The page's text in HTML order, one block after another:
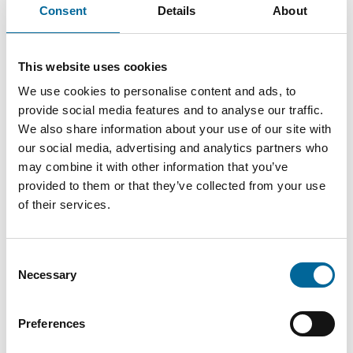
Consent Details About
This website uses cookies
We use cookies to personalise content and ads, to
provide social media features and to analyse our traffic.
We also share information about your use of our site with
our social media, advertising and analytics partners who
may combine it with other information that you’ve
provided to them or that they’ve collected from your use
of their services.
Selection
Necessary
Preferences
Kontakt våre spesialister